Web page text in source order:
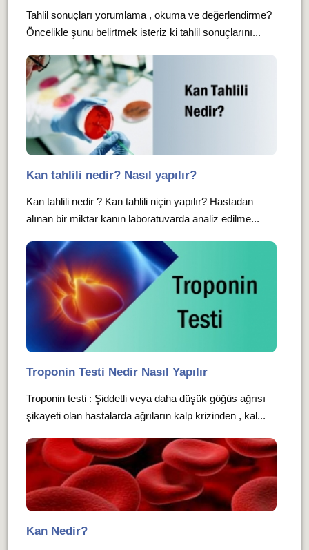
Tahlil sonuçları yorumlama , okuma ve değerlendirme?
Öncelikle şunu belirtmek isteriz ki tahlil sonuçlarını...
Kan tahlili nedir? Nasıl yapılır?
Kan tahlili nedir ? Kan tahlili niçin yapılır? Hastadan
alınan bir miktar kanın laboratuvarda analiz edilme...
Troponin Testi Nedir Nasıl Yapılır
Troponin testi : Şiddetli veya daha düşük göğüs ağrısı
şikayeti olan hastalarda ağrıların kalp krizinden , kal...
Kan Nedir?